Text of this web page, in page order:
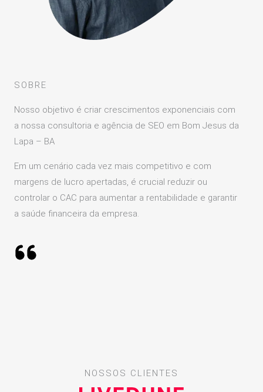
SOBRE
Nosso objetivo é criar crescimentos exponenciais com
a nossa consultoria e agência de SEO em Bom Jesus da
Lapa – BA
Em um cenário cada vez mais competitivo e com
margens de lucro apertadas, é crucial reduzir ou
controlar o CAC para aumentar a rentabilidade e garantir
a saúde financeira da empresa.
NOSSOS CLIENTES